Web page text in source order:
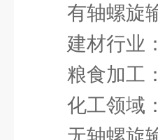
有轴螺旋
建材行业
粮食加工
化工领域